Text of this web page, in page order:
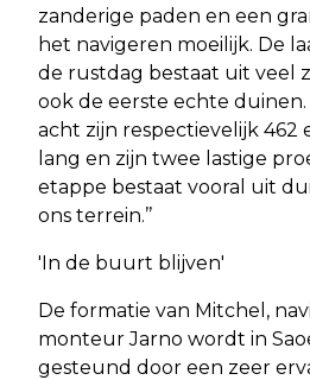
zanderige paden en een
het navigeren moeilijk. De
de rustdag bestaat uit veel
ook de eerste echte
acht zijn respectievelijk 462
lang en zijn twee lastige
etappe bestaat vooral uit
ons terrein.’’
'In de buurt blijven'
De formatie van Mitchel,
monteur Jarno wordt in
gesteund door een zeer